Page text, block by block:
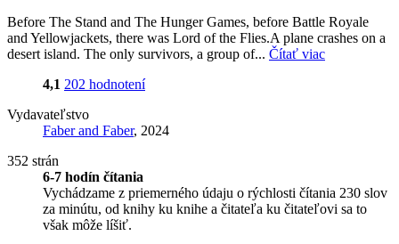
Before The Stand and The Hunger Games, before Battle Royale
and Yellowjackets, there was Lord of the Flies.A plane crashes on a
desert island. The only survivors, a group of... Čítať viac
4,1 202 hodnotení
Vydavateľstvo
Faber and Faber, 2024
352 strán
6-7 hodín čítania
Vychádzame z priemerného údaju o rýchlosti čítania 230 slov
za minútu, od knihy ku knihe a čitateľa ku čitateľovi sa to
však môže líšiť.